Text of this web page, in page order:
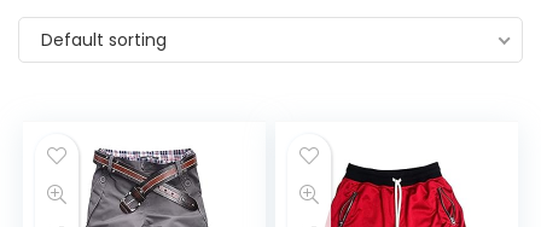
Default sorting